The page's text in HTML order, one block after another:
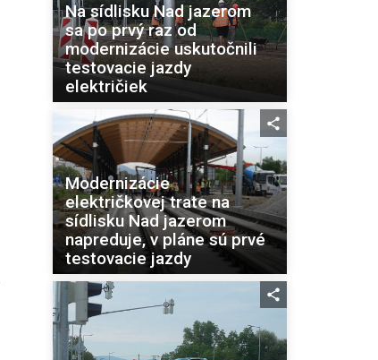
Na sídlisku Nad jazerom
sa po prvý raz od
modernizácie uskutočnili
testovacie jazdy
električiek
Modernizácie
električkovej trate na
sídlisku Nad jazerom
napreduje, v pláne sú prvé
testovacie jazdy